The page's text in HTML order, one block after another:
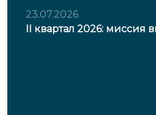
23.07.2026
II квартал 2026: миссия